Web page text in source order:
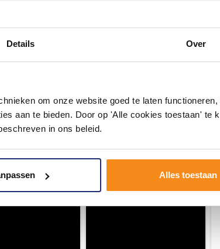
Details Over
om onze website goed te laten
aan te bieden. Door op 'Alle cookies toestaan' te
in ons beleid.
Alles toestaan
en tag @megadumpnl.
badkamerstijlen. Doe je mee?